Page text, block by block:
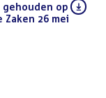
gehouden op
Zaken 26 mei